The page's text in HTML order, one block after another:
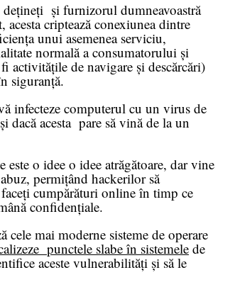
și furnizorul dumneavoastră
criptează conexiunea dintre
unui asemenea serviciu,
normală a consumatorului și
activitățile de navigare și descărcări)
siguranță.
infecteze computerul cu un virus de
dacă acesta pare să vină de la un
o idee o idee atrăgătoare, dar vine
permițând hackerilor să
cumpărături online în timp ce
confidențiale.
mai moderne sisteme de operare
punctele slabe în sistemele de
aceste vulnerabilități și să le